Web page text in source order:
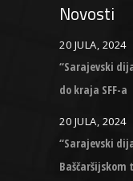
Novosti
20 JULA, 2024
“Sarajevski
do kraja SFF-a
20 JULA, 2024
“Sarajevski
Baščaršijskom